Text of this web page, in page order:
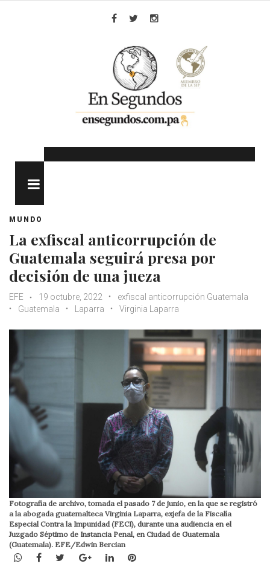
MUNDO
La exfiscal anticorrupción de
Guatemala seguirá presa por
decisión de una jueza
EFE 19 octubre, 2022
exfiscal anticorrupción Guatemala
Guatemala
Laparra Virginia Laparra
Fotografía de archivo, tomada el pasado 7 de junio, en la que se registró
a la abogada guatemalteca Virginia Laparra, exjefa de la Fiscalía
Especial Contra la Impunidad (FECI), durante una audiencia en el
Juzgado Séptimo de Instancia Penal, en Ciudad de Guatemala
(Guatemala). EFE/Edwin Bercian
WhatsApp
Facebook
TwitterGoogle+LinkedInPinterest